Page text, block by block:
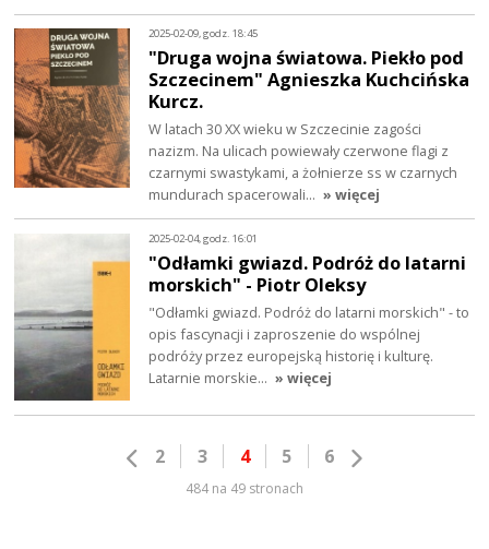
2025-02-09, godz. 18:45
"Druga wojna światowa. Piekło pod
Szczecinem" Agnieszka Kuchcińska
Kurcz.
W latach 30 XX wieku w Szczecinie zagości
nazizm. Na ulicach powiewały czerwone flagi z
czarnymi swastykami, a żołnierze ss w czarnych
mundurach spacerowali… » więcej
2025-02-04, godz. 16:01
"Odłamki gwiazd. Podróż do latarni
morskich" - Piotr Oleksy
"Odłamki gwiazd. Podróż do latarni morskich" - to
opis fascynacji i zaproszenie do wspólnej
podróży przez europejską historię i kulturę.
Latarnie morskie… » więcej
2 3 4 5 6
484 na 49 stronach